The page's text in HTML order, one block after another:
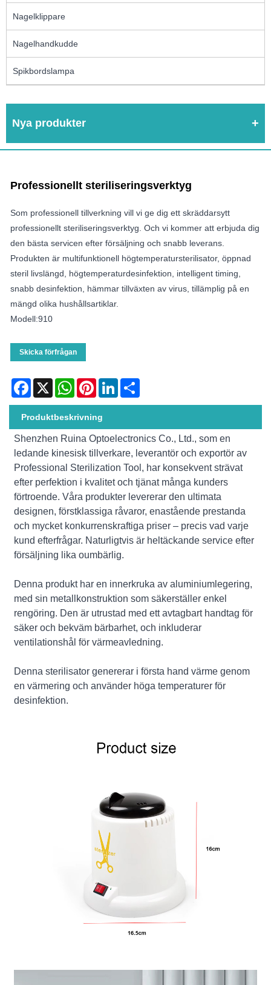
Nagelklippare
Nagelhandkudde
Spikbordslampa
Nya produkter
Professionellt steriliseringsverktyg
Som professionell tillverkning vill vi ge dig ett skräddarsytt
professionellt steriliseringsverktyg. Och vi kommer att erbjuda dig
den bästa servicen efter försäljning och snabb leverans.
Produkten är multifunktionell högtemperatursterilisator, öppnad
steril livslängd, högtemperaturdesinfektion, intelligent timing,
snabb desinfektion, hämmar tillväxten av virus, tillämplig på en
mängd olika hushållsartiklar.
Modell:910
Skicka förfrågan
Facebook
X WhatsAppPinterestLinkedIn
Produktbeskrivning
Shenzhen Ruina Optoelectronics Co., Ltd., som en
ledande kinesisk tillverkare, leverantör och exportör av
Professional Sterilization Tool, har konsekvent strävat
efter perfektion i kvalitet och tjänat många kunders
förtroende. Våra produkter levererar den ultimata
designen, förstklassiga råvaror, enastående prestanda
och mycket konkurrenskraftiga priser – precis vad varje
kund efterfrågar. Naturligtvis är heltäckande service efter
försäljning lika oumbärlig.
Denna produkt har en innerkruka av aluminiumlegering,
med sin metallkonstruktion som säkerställer enkel
rengöring. Den är utrustad med ett avtagbart handtag för
säker och bekväm bärbarhet, och inkluderar
ventilationshål för värmeavledning.
Denna sterilisator genererar i första hand värme genom
en värmering och använder höga temperaturer för
desinfektion.